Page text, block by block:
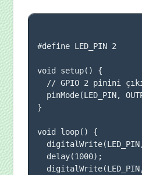
#define LED_PIN 2
void setup() {
// GPIO 2 pinini
pinMode(LED_PIN,
}
void loop() {
delay(1000);